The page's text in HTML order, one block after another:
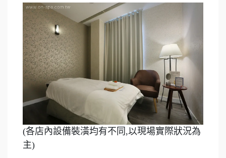
(各店內設備裝潢均有不同,以現場實際狀況為
主)